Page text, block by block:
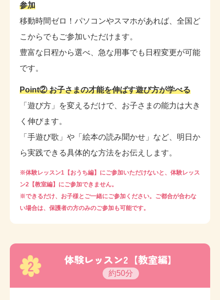
参加
移動時間ゼロ！パソコンやスマホがあれば、全国ど
こからでもご参加いただけます。
豊富な日程から選べ、急な用事でも日程変更が可能
です。
Point② お子さまの才能を伸ばす遊び方が学べる
「遊び方」を変えるだけで、お子さまの能力は大き
く伸びます。
「手遊び歌」や「絵本の読み聞かせ」など、明日か
ら実践できる具体的な方法をお伝えします。
※体験レッスン1【おうち編】にご参加いただけないと、体験レッス
ン2【教室編】にご参加できません。
※できるだけ、お子様とご一緒にご参加ください。ご都合が合わな
い場合は、保護者の方のみのご参加も可能です。
2 体験レッスン2【教室編】
約50分